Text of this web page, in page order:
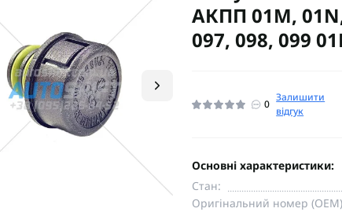
АКПП 01M,
097, 098, 099
0
Залишити
відгук
Основні характеристики:
Стан:
Оригінальний номер